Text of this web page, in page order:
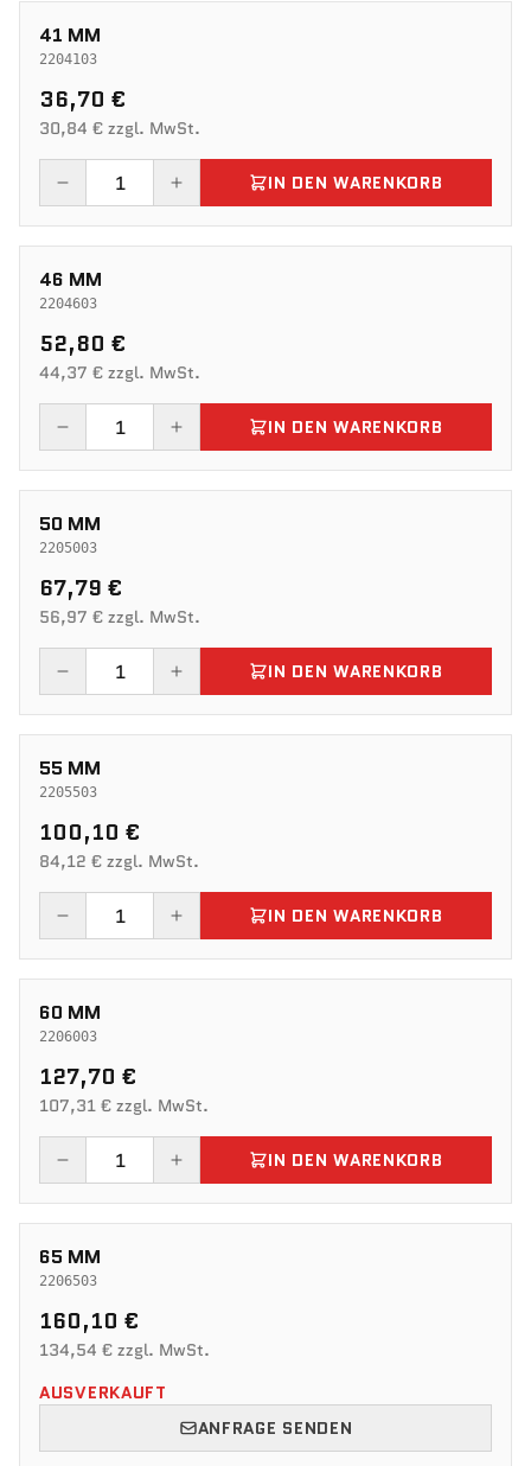
41 MM
2204103
36,70 €
30,84 € zzgl. MwSt.
IN DEN WARENKORB
46 MM
2204603
52,80 €
44,37 € zzgl. MwSt.
IN DEN WARENKORB
50 MM
2205003
67,79 €
56,97 € zzgl. MwSt.
IN DEN WARENKORB
55 MM
2205503
100,10 €
84,12 € zzgl. MwSt.
IN DEN WARENKORB
60 MM
2206003
127,70 €
107,31 € zzgl. MwSt.
IN DEN WARENKORB
65 MM
2206503
160,10 €
134,54 € zzgl. MwSt.
AUSVERKAUFT
ANFRAGE SENDEN